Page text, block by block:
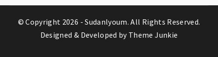
© Copyright 2026 -Sudanlyoum. All Rights Reserved.
Designed & Developed by Theme Junkie